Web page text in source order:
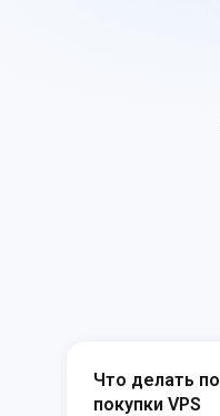
Что делать
покупки VPS